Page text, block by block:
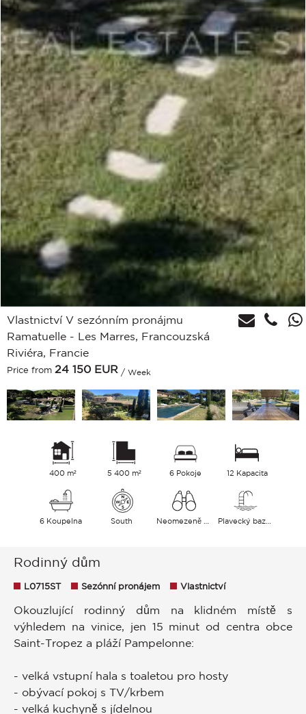
Vlastnictví V sezónním pronájmu
Ramatuelle - Les Marres, Francouzská
Riviéra, Francie
Price from 24 150 EUR / Week
400 m² 5 400 m² 6 Pokoje 12 Kapacita
6 Koupelna South
Rodinný dům
L0715ST Sezónní pronájem Vlastnictví
Okouzlující rodinný dům na klidném místě s
výhledem na vinice, jen 15 minut od centra obce
Saint-Tropez a pláží Pampelonne:
- velká vstupní hala s toaletou pro hosty
- obývací pokoj s TV/krbem
- velká kuchyně s jídelnou